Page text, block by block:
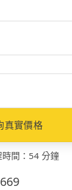
真實價格
間 ： 54 分鐘